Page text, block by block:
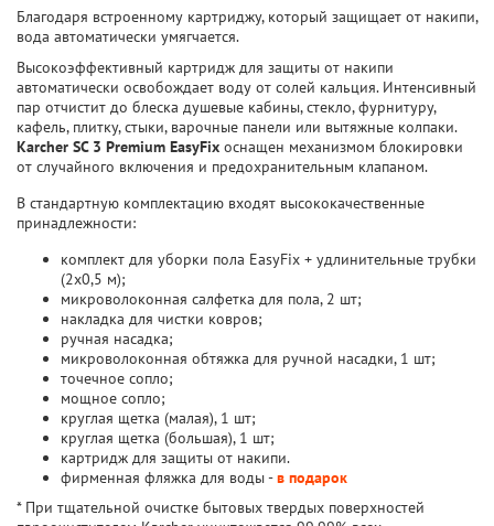
Благодаря встроенному картриджу, который защищает от накипи,
вода автоматически умягчается.
Высокоэффективный картридж для защиты от накипи
автоматически освобождает воду от солей кальция. Интенсивный
пар отчистит до блеска душевые кабины, стекло, фурнитуру,
кафель, плитку, стыки, варочные панели или вытяжные колпаки.
Karcher SC 3 Premium EasyFix оснащен механизмом блокировки
от случайного включения и предохранительным клапаном.
В стандартную комплектацию входят высококачественные
принадлежности:
комплект для уборки пола EasyFix + удлинительные трубки
(2x0,5 м);
микроволоконная салфетка для пола, 2 шт;
накладка для чистки ковров;
ручная насадка;
микроволоконная обтяжка для ручной насадки, 1 шт;
точечное сопло;
мощное сопло;
круглая щетка (малая), 1 шт;
круглая щетка (большая), 1 шт;
картридж для защиты от накипи.
фирменная фляжка для воды -в подарок
* При тщательной очистке бытовых твердых поверхностей